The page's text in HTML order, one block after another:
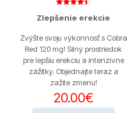
4.44
Zlepšenie erekcie
Zvýšte svoju výkonnosť s Cobra
Red 120 mg! Silný prostriedok
pre lepšiu erekciu a intenzívne
zážitky. Objednajte teraz a
zažite zmenu!
20.00€